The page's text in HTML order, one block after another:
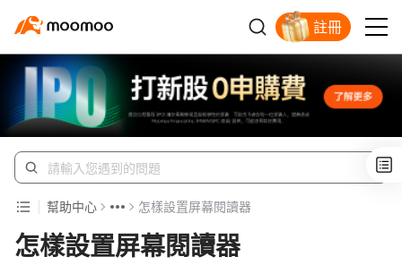
註冊
幫助中心 怎樣設置屏幕閱讀器
怎樣設置屏幕閱讀器